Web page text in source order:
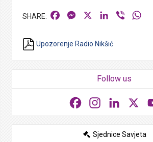
FacebookMessengerLinkedIn
Viber
Upozorenje Radio Nikšić
Follow us
FacebookInstagramLinkedIn
Sjednice Savjeta